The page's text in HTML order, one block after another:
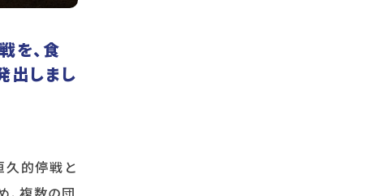
を、食
出しまし
久的停戦と